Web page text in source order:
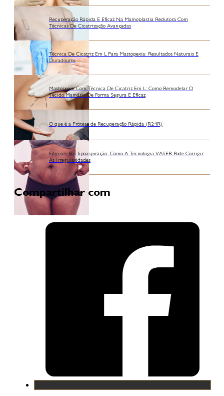
Recuperação Rápida E Eficaz Na Mamoplastia Redutora Com
Técnicas De Cicatrização Avançadas
Técnica De Cicatriz Em L Para Mastopexia: Resultados Naturais E
Duradouros
Mastopexia Com Técnica De Cicatriz Em L: Como Remodelar O
Tecido Mamário De Forma Segura E Eficaz
O que é a Prótese de Recuperação Rápida (R24R)
Fibroses Pós-lipoaspiração: Como A Tecnologia VASER Pode Corrigir
As Irregularidades
Compartilhar com